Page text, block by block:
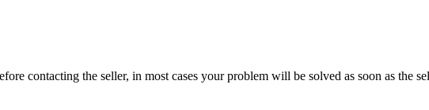
contacting the seller, in most cases your problem will be solved as soon as the